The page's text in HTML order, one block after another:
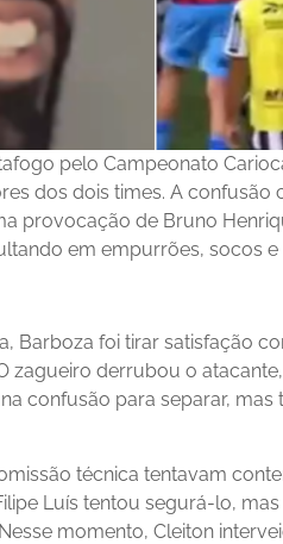
pelo Campeonato
dos dois times. A
provocação de Bruno
em empurrões, socos
Barboza foi tirar satisfação
zagueiro derrubou o
confusão para separar,
técnica tentavam
Luís tentou segurá-lo,
momento, Cleiton